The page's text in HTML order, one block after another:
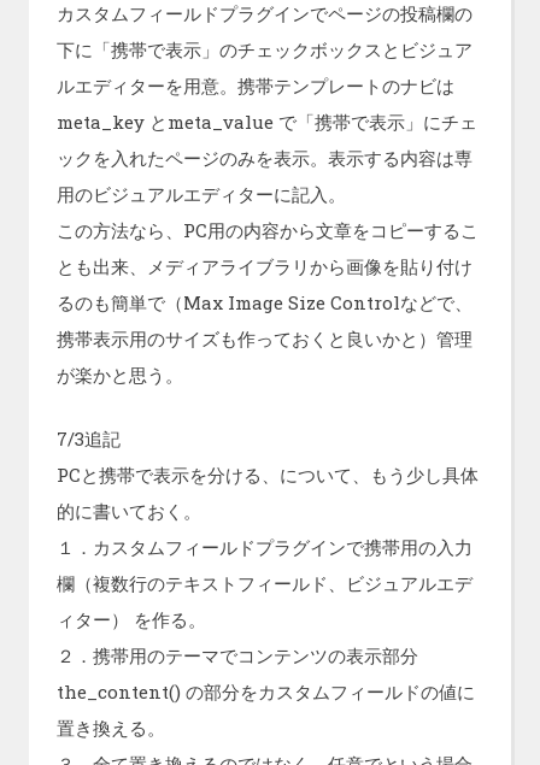
カスタムフィールドプラグインでページの投稿欄の
下に「携帯で表示」のチェックボックスとビジュア
ルエディターを用意。携帯テンプレートのナビは
meta_key とmeta_value で「携帯で表示」にチェ
ックを入れたページのみを表示。表示する内容は専
用のビジュアルエディターに記入。
この方法なら、PC用の内容から文章をコピーするこ
とも出来、メディアライブラリから画像を貼り付け
るのも簡単で（Max Image Size Controlなどで、
携帯表示用のサイズも作っておくと良いかと）管理
が楽かと思う。
7/3追記
PCと携帯で表示を分ける、について、もう少し具体
的に書いておく。
１．カスタムフィールドプラグインで携帯用の入力
欄（複数行のテキストフィールド、ビジュアルエデ
ィター） を作る。
２．携帯用のテーマでコンテンツの表示部分
the_content() の部分をカスタムフィールドの値に
置き換える。